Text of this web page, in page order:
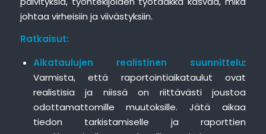
johtaa virheisiin ja viivästyksiin.
Ratkaisut:
Aikataulujen realistinen suunnittelu:
Varmista, että raportointiaikataulut ovat
realistisia ja niissä on riittävästi joustoa
odottamattomille muutoksille. Jätä aikaa
tiedon tarkistamiselle ja raporttien